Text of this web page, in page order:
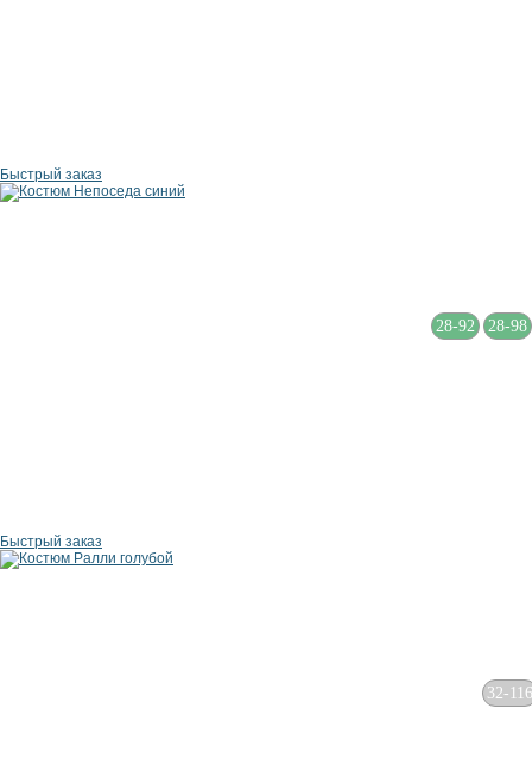
Быстрый заказ
28-92 28-98
Быстрый заказ
32-116